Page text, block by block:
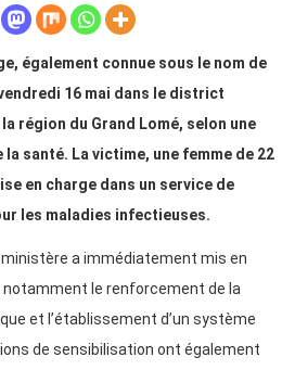
également connue sous le nom de
16 mai dans le district
région du Grand Lomé, selon une
santé. La victime, une femme de 22
en charge dans un service de
les maladies infectieuses.
a immédiatement mis en
le renforcement de la
et l’établissement d’un système
de sensibilisation ont également